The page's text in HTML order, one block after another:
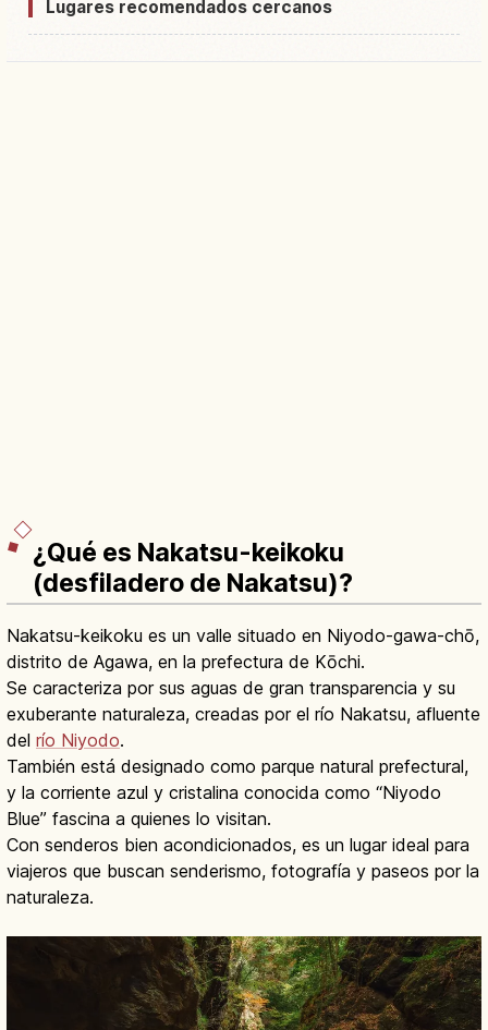
Lugares recomendados cercanos
¿Qué es Nakatsu-keikoku
(desfiladero de Nakatsu)?
Nakatsu-keikoku es un valle situado en Niyodo-gawa-chō,
distrito de Agawa, en la prefectura de Kōchi.
Se caracteriza por sus aguas de gran transparencia y su
exuberante naturaleza, creadas por el río Nakatsu, afluente
del río Niyodo.
También está designado como parque natural prefectural,
y la corriente azul y cristalina conocida como “Niyodo
Blue” fascina a quienes lo visitan.
Con senderos bien acondicionados, es un lugar ideal para
viajeros que buscan senderismo, fotografía y paseos por la
naturaleza.